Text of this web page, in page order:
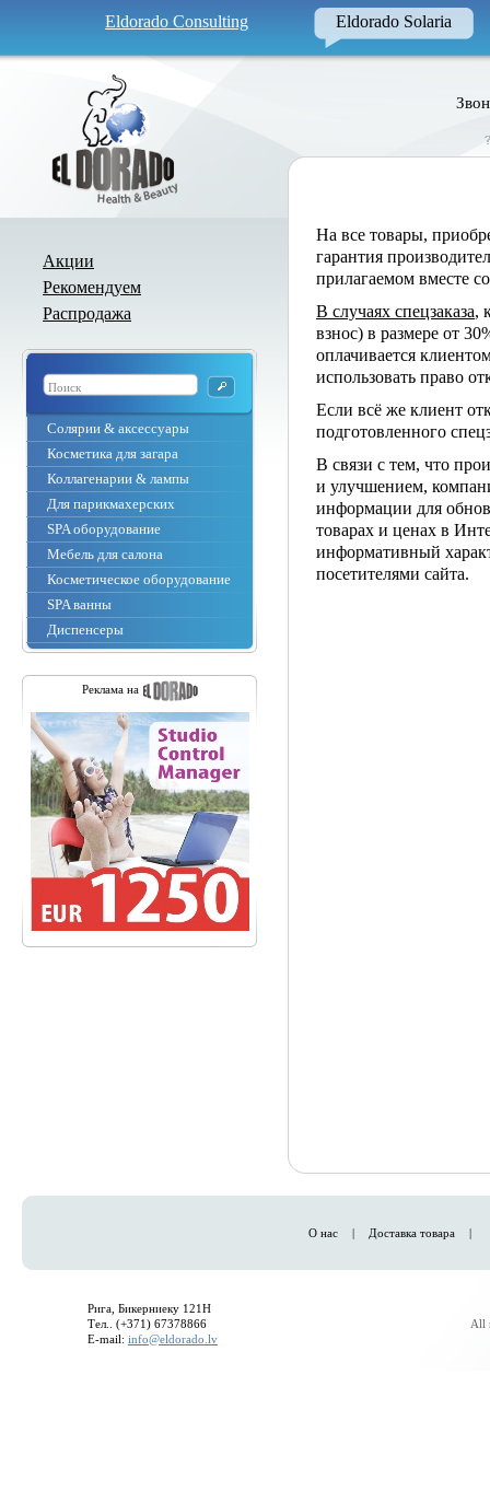
Eldorado Consulting Eldorado Solaria
Акции
Рекомендуем
Распродажа
Солярии & аксессуары
Косметика для загара
Коллагенарии & лампы
Для парикмахерских
SPA оборудование
Мебель для салона
Косметическое оборудование
SPA ванны
Диспенсеры
Реклама на
На все товары,
гарантия
прилагаемом вместе
В случаях спецзаказа,
взнос) в размере от
оплачивается
использовать право
Если всё же клиент
подготовленного
В связи с тем, что
и улучшением,
информации для
товарах и ценах в
информативный
посетителями сайта.
О нас | Доставка товара |
Рига, Бикерниеку 121H
Тел.. (+371) 67378866
E-mail: info@eldorado.lv
All